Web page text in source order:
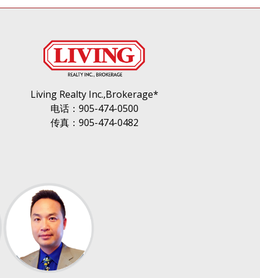
Living Realty Inc.,Brokerage*
电话：905-474-0500
传真：905-474-0482